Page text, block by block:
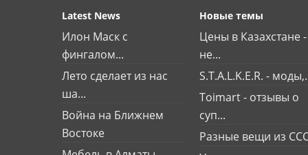
Latest News
Илон Маск с
фингалом...
Лето сделает из нас
ша...
Война на Ближнем
Востоке
Новые темы
Цены в Казахстане -
не...
S.T.A.L.K.E.R. -
Toimart - отзывы о
суп...
Разные вещи из